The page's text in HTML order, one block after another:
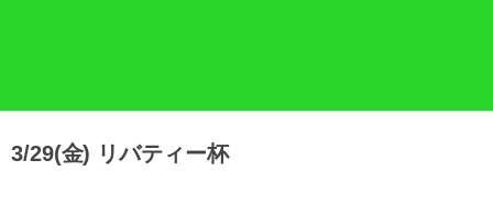
3/29(金) リバティー杯